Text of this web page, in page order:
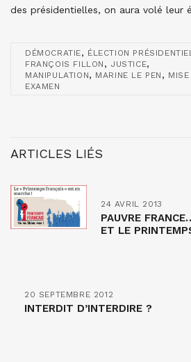
des présidentielles, on aura volé leur
DÉMOCRATIE, ÉLECTION
FRANÇOIS FILLON , JUSTICE,
MANIPULATION, MARINE LE PEN , MISE
EXAMEN
ARTICLES LIÉS
24 AVRIL 2013
PAUVRE
ET LE
20 SEPTEMBRE 2012
INTERDIT D’INTERDIRE ?